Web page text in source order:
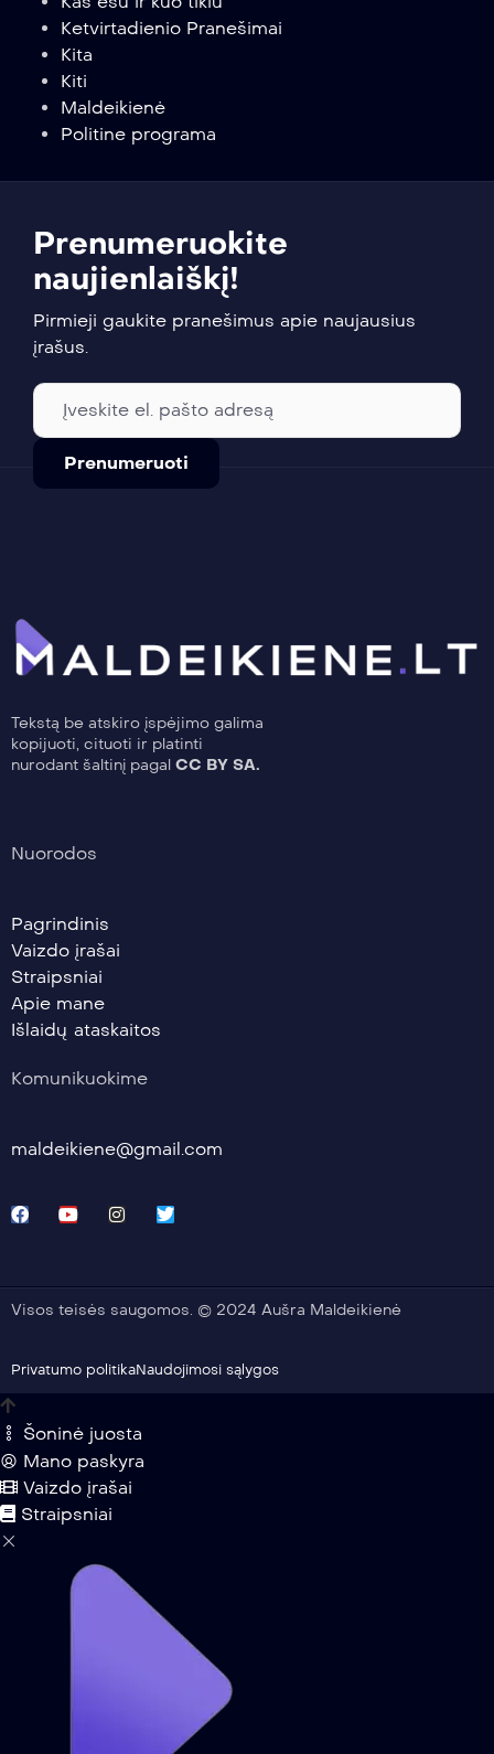
Ketvirtadienio Pranešimai
Kita
Kiti
Maldeikienė
Politine programa
Prenumeruokite
naujienlaiškį!
Pirmieji gaukite pranešimus apie naujausius
įrašus.
Tekstą be atskiro įspėjimo galima
kopijuoti, cituoti ir platinti
nurodant šaltinį pagal CC BY SA.
Nuorodos
Pagrindinis
Vaizdo įrašai
Straipsniai
Apie mane
Išlaidų ataskaitos
Komunikuokime
maldeikiene@gmail.com
Visos teisės saugomos. © 2024 Aušra Maldeikienė
Privatumo politikaNaudojimosi sąlygos
Šoninė juosta
Mano paskyra
Vaizdo įrašai
Straipsniai